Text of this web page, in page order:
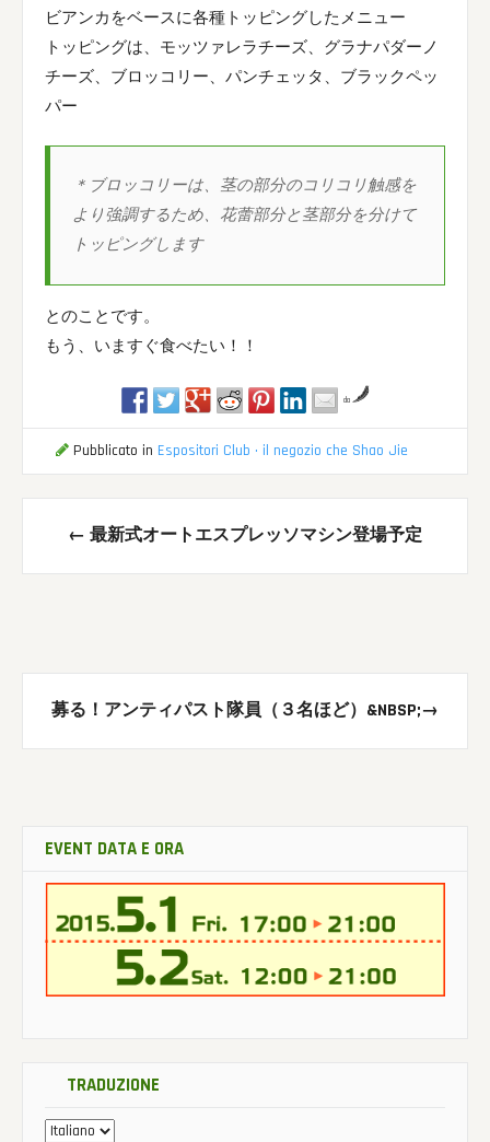
ビアンカをベースに各種トッピングしたメニュー
トッピングは、モッツァレラチーズ、グラナパダーノ
チーズ、ブロッコリー、パンチェッタ、ブラックペッ
パー
＊ブロッコリーは、茎の部分のコリコリ触感を
より強調するため、花蕾部分と茎部分を分けて
トッピングします
とのことです。
もう、いますぐ食べたい！！
da
Pubblicato in Espositori Club · il negozio che Shao Jie
Messaggio
di
← 最新式オートエスプレッソマシン登場予定
募る！アンティパスト隊員（３名ほど）&NBSP;→
EVENT DATA E ORA
TRADUZIONE